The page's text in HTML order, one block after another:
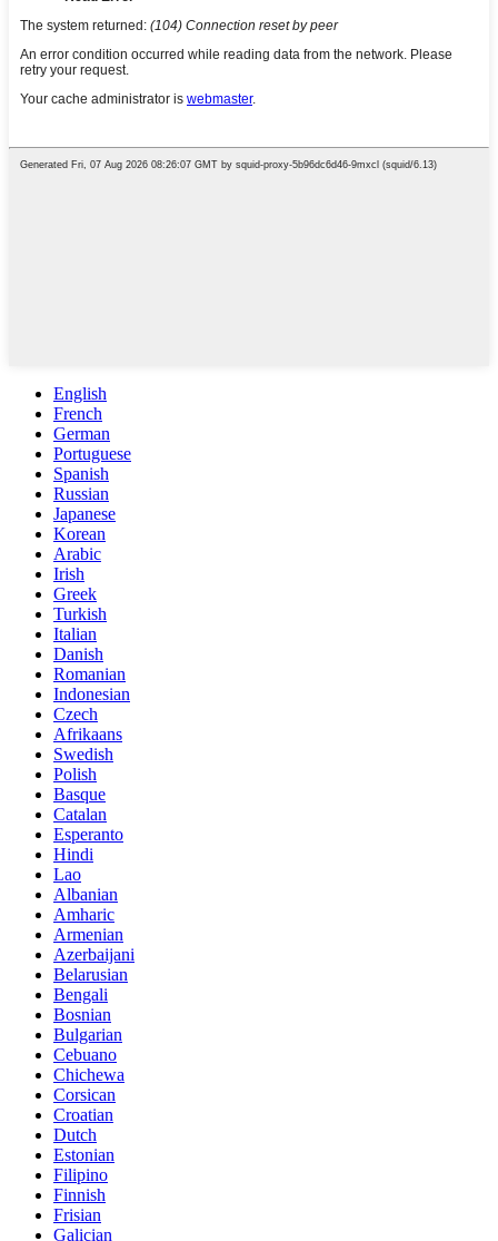
English
French
German
Portuguese
Spanish
Russian
Japanese
Korean
Arabic
Irish
Greek
Turkish
Italian
Danish
Romanian
Indonesian
Czech
Afrikaans
Swedish
Polish
Basque
Catalan
Esperanto
Hindi
Lao
Albanian
Amharic
Armenian
Azerbaijani
Belarusian
Bengali
Bosnian
Bulgarian
Cebuano
Chichewa
Corsican
Croatian
Dutch
Estonian
Filipino
Finnish
Frisian
Galician